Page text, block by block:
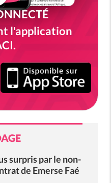
l'application
surpris par le non-
de Emerse Faé